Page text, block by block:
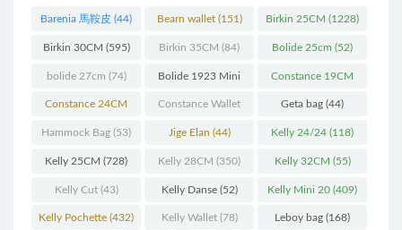
Barenia 馬鞍皮 (44) Bearn wallet(151) Birkin 25CM (1228)
Birkin 30CM (595) Birkin 35CM (84) Bolide 25cm (52)
bolide 27cm (74) Bolide 1923 Mini
(93)
Constance 19CM
(571)
Constance 24CM
(216)
Constance Wallet
(60)
Geta bag (44)
Hammock Bag (53) Jige Elan (44) Kelly 24/24 (118)
Kelly 25CM (728) Kelly 28CM (350) Kelly 32CM (55)
Kelly Cut(43) Kelly Danse(52) Kelly Mini 20 (409)
Kelly Pochette (432) Kelly Wallet(78) Leboy bag (168)